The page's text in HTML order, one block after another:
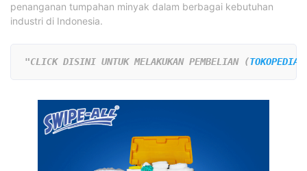
penanganan tumpahan minyak dalam berbagai kebutuhan
industri di Indonesia.
"CLICK DISINI UNTUK MELAKUKAN PEMBELIAN (TOKOPEDIA